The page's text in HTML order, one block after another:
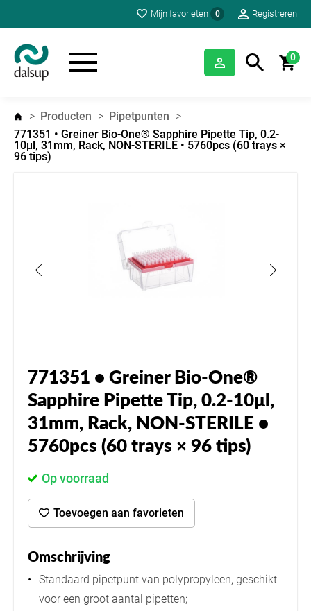
Mijn favorieten 0 Registreren
0
Producten
Pipetpunten
771351 • Greiner Bio-One® Sapphire Pipette Tip, 0.2-
10μl, 31mm, Rack, NON-STERILE • 5760pcs (60 trays ×
96 tips)
771351 • Greiner Bio-One®
Sapphire Pipette Tip, 0.2-10μl,
31mm, Rack, NON-STERILE •
5760pcs (60 trays × 96 tips)
Op voorraad
Toevoegen aan favorieten
Omschrijving
Standaard pipetpunt van polypropyleen, geschikt
voor een groot aantal pipetten;